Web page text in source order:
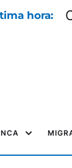
hora: